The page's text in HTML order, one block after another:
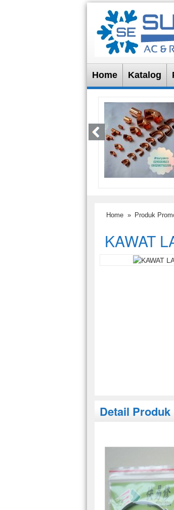
Home Katalog
Home » Produk
KAWAT
Detail Produk